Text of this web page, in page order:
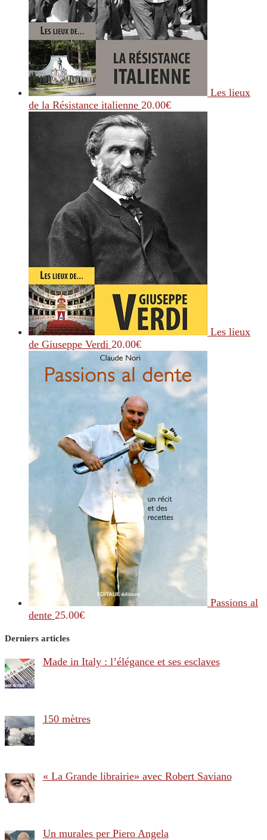
Les lieux
de la Résistance italienne 20.00€
Les lieux
de Giuseppe Verdi 20.00€
Passions al
dente 25.00€
Derniers articles
Made in Italy : l’élégance et ses esclaves
150 mètres
« La Grande librairie» avec Robert Saviano
Un murales per Piero Angela